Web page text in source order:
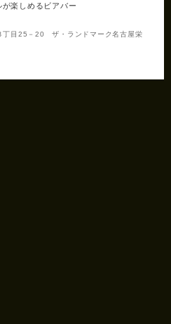
楽しめるビアバー
丁目25－20 ザ・ランドマーク名古屋栄